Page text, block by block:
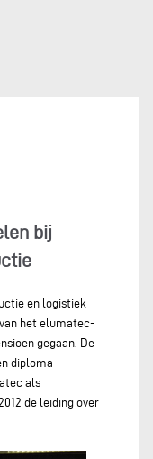
bij
en logistiek
het elumatec-
gegaan. De
diploma
als
de leiding over